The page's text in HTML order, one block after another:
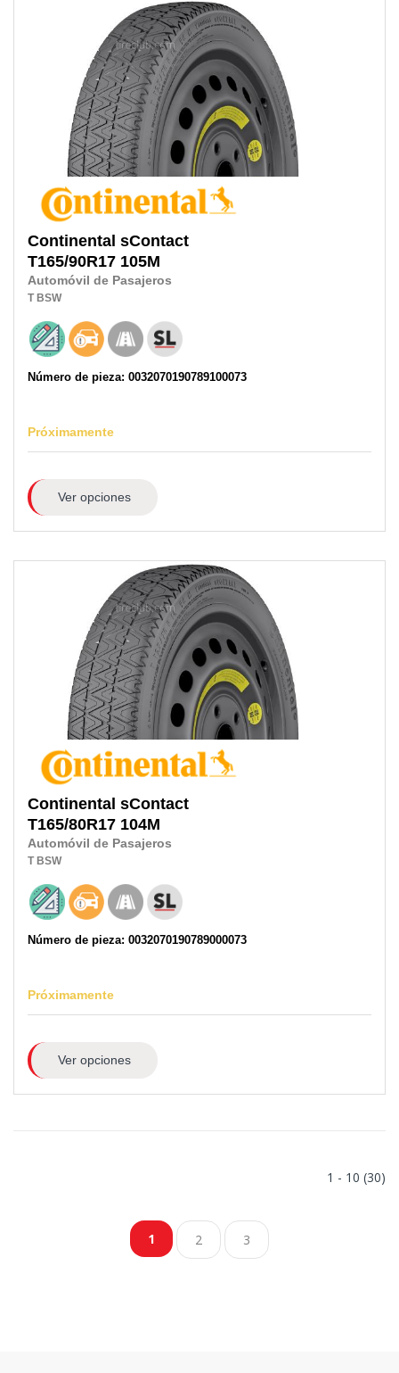
Continental sContact
T165/90R17 105M
Automóvil de Pasajeros
T BSW
Número de pieza: 0032070190789100073
Próximamente
Ver opciones
Continental sContact
T165/80R17 104M
Automóvil de Pasajeros
T BSW
Número de pieza: 0032070190789000073
Próximamente
Ver opciones
1 - 10 (30)
1 2 3